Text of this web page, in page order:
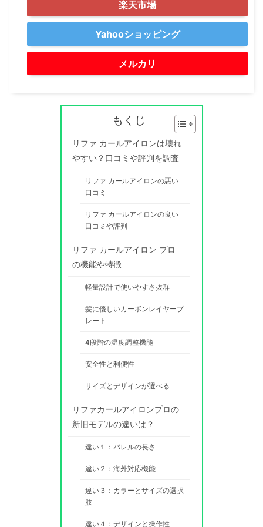
楽天市場
Yahooショッピング
メルカリ
もくじ
リファ カールアイロンは壊れ
やすい？口コミや評判を調査
リファ カールアイロンの悪い
口コミ
リファ カールアイロンの良い
口コミや評判
リファ カールアイロン プロ
の機能や特徴
軽量設計で使いやすさ抜群
髪に優しいカーボンレイヤープ
レート
4段階の温度調整機能
安全性と利便性
サイズとデザインが選べる
リファカールアイロンプロの
新旧モデルの違いは？
違い１：バレルの長さ
違い２：海外対応機能
違い３：カラーとサイズの選択
肢
違い４：デザインと操作性